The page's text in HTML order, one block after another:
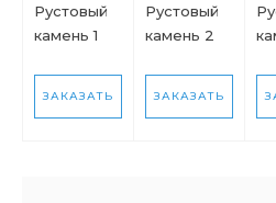
Рустовый
камень 1
ЗАКАЗАТЬ
Рустовый
камень 2
ЗАКАЗАТЬ